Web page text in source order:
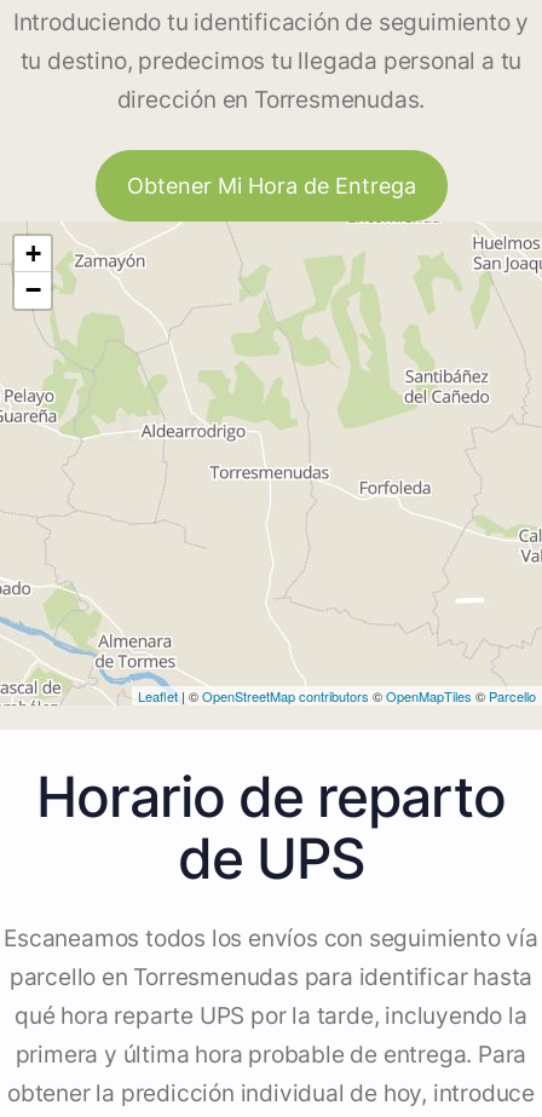
Introduciendo tu identificación de seguimiento y
tu destino, predecimos tu llegada personal a tu
dirección en Torresmenudas.
Obtener Mi Hora de Entrega
+
−
Leaflet| ©OpenStreetMap contributors ©OpenMapTiles © Parcello
Horario de reparto
de UPS
Escaneamos todos los envíos con seguimiento vía
parcello en Torresmenudas para identificar hasta
qué hora reparte UPS por la tarde, incluyendo la
primera y última hora probable de entrega. Para
obtener la predicción individual de hoy, introduce